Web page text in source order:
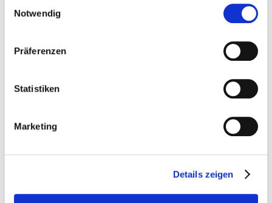
Notwendig
Präferenzen
Statistiken
Marketing
Details zeigen
AUSSTELLER-LOGIN
27. + 28. FEBRUAR 2027